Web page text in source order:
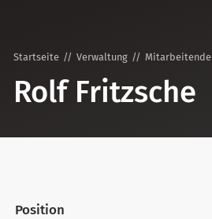
Startseite Verwaltung Mitarbeitende
Rolf Fritzsche
Position